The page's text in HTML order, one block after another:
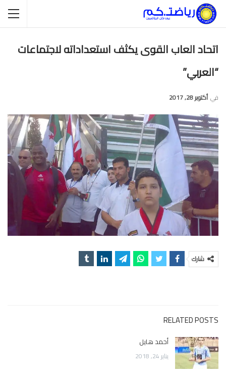
اتحاد العاب القوى يكثف استعداداته لاجتماعات
“العربي”
في أكتوبر 28, 2017
شارك
RELATED POSTS
أحمد هايل
يناير 24, 2018